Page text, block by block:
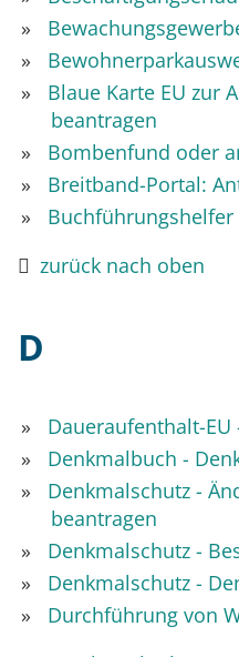
Blaue Karte EU zur
beantragen
Bombenfund oder
Breitband-Portal:
zurück nach oben
D
Daueraufenthalt-
Denkmalbuch -
Denkmalschutz -
beantragen
Denkmalschutz -
Denkmalschutz -
Durchführung von